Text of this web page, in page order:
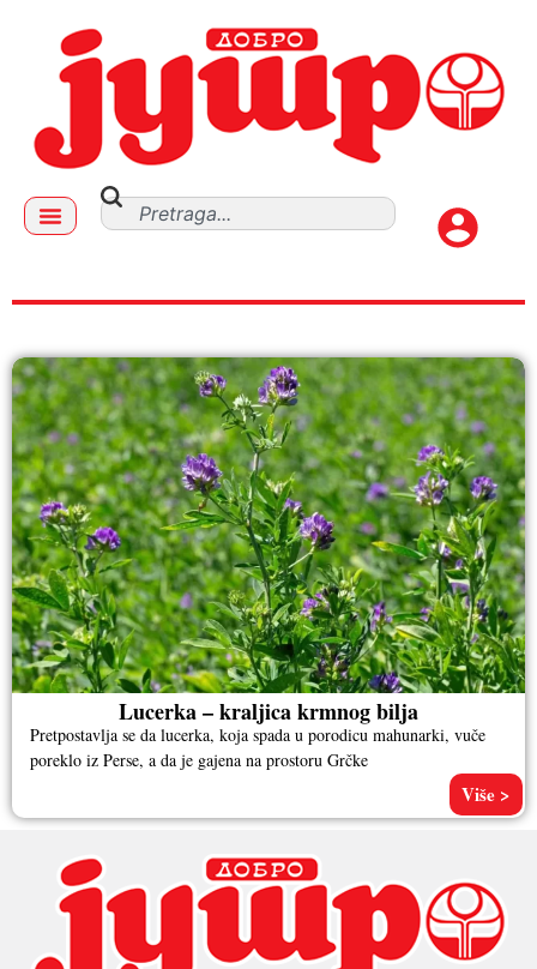
lucerka seno
Lucerka – kraljica krmnog bilja
Pretpostavlja se da lucerka, koja spada u porodicu mahunarki, vuče
poreklo iz Perse, a da je gajena na prostoru Grčke
Više >